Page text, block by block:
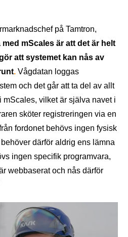
på Tamtron,
med mScales är att det är helt
att systemet kan nås av
. Vågdatan loggas
och det går att ta del av allt
mScales, vilket är själva navet i
sköter registreringen via en
fordonet behövs ingen fysisk
därför aldrig ens lämna
ingen specifik programvara,
webbaserat och nås därför